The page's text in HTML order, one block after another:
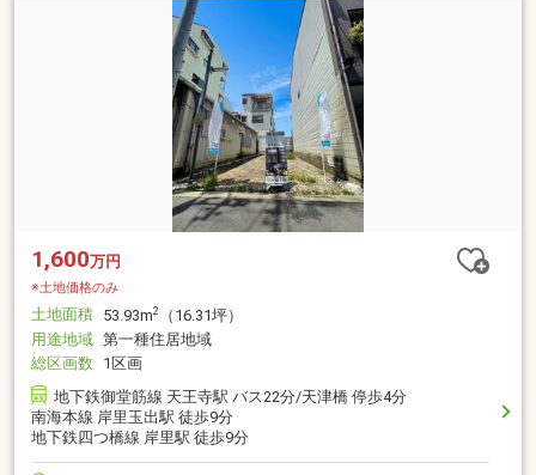
1,600万円
※土地価格のみ
土地面積 53.93m2
（16.31坪）
用途地域 第一種住居地域
総区画数 1区画
地下鉄御堂筋線 天王寺駅 バス22分/天津橋 停歩4分
南海本線 岸里玉出駅 徒歩9分
地下鉄四つ橋線 岸里駅 徒歩9分